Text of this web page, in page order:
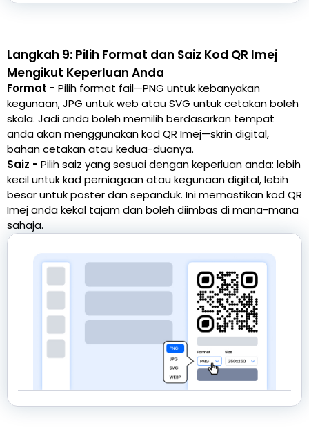
Langkah 9: Pilih Format dan Saiz Kod QR Imej
Mengikut Keperluan Anda
Format - Pilih format fail—PNG untuk kebanyakan
kegunaan, JPG untuk web atau SVG untuk cetakan boleh
skala. Jadi anda boleh memilih berdasarkan tempat
anda akan menggunakan kod QR Imej—skrin digital,
bahan cetakan atau kedua-duanya.
Saiz - Pilih saiz yang sesuai dengan keperluan anda: lebih
kecil untuk kad perniagaan atau kegunaan digital, lebih
besar untuk poster dan sepanduk. Ini memastikan kod QR
Imej anda kekal tajam dan boleh diimbas di mana-mana
sahaja.